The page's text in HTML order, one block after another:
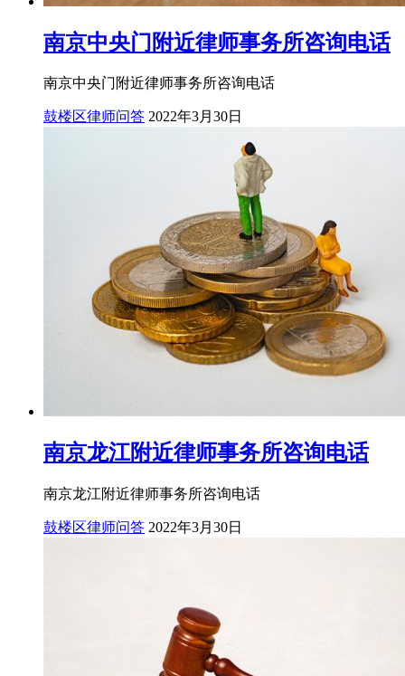
南京中央门附近律师事务所咨询电话
南京中央门附近律师事务所咨询电话
鼓楼区律师问答 2022年3月30日
南京龙江附近律师事务所咨询电话
南京龙江附近律师事务所咨询电话
鼓楼区律师问答 2022年3月30日